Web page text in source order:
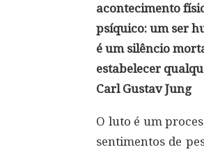
acontecimento
psíquico: um ser
é um silêncio
estabelecer
Carl Gustav Jung
O luto é um
sentimentos de